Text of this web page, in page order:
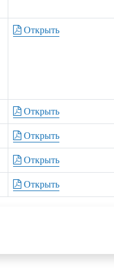
Открыть
Открыть
Открыть
Открыть
Открыть